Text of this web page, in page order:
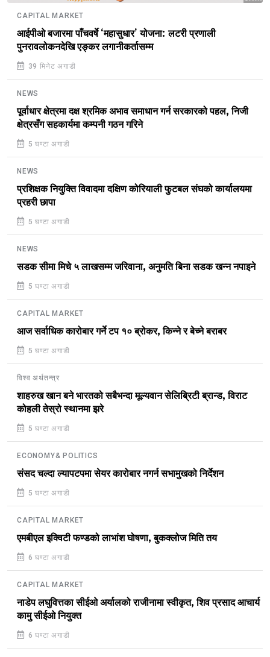
CAPITAL MARKET
आईपीओ बजारमा पाँचवर्षे ‘महासुधार’ योजना: लटरी प्रणाली
पुनरावलोकनदेखि एङ्कर लगानीकर्तासम्म
39 मिनेट अगाडी
NEWS
पूर्वाधार क्षेत्रमा दक्ष श्रमिक अभाव समाधान गर्न सरकारको पहल, निजी
क्षेत्रसँग सहकार्यमा कम्पनी गठन गरिने
5 घण्टा अगाडी
NEWS
प्रशिक्षक नियुक्ति विवादमा दक्षिण कोरियाली फुटबल संघको कार्यालयमा
प्रहरी छापा
5 घण्टा अगाडी
NEWS
सडक सीमा मिचे ५ लाखसम्म जरिवाना, अनुमति बिना सडक खन्न नपाइने
5 घण्टा अगाडी
CAPITAL MARKET
आज सर्वाधिक कारोबार गर्ने टप १० ब्रोकर, किन्ने र बेच्ने बराबर
5 घण्टा अगाडी
विश्व अर्थतन्त्र
शाहरुख खान बने भारतको सबैभन्दा मूल्यवान सेलिब्रिटी ब्रान्ड, विराट
कोहली तेस्रो स्थानमा झरे
5 घण्टा अगाडी
ECONOMY& POLITICS
संसद चल्दा ल्यापटपमा सेयर कारोबार नगर्न सभामुखको निर्देशन
5 घण्टा अगाडी
CAPITAL MARKET
एमबीएल इक्विटी फण्डको लाभांश घोषणा, बुकक्लोज मिति तय
6 घण्टा अगाडी
CAPITAL MARKET
नाडेप लघुवित्तका सीईओ अर्यालको राजीनामा स्वीकृत, शिव प्रसाद आचार्य
कामु सीईओ नियुक्त
6 घण्टा अगाडी